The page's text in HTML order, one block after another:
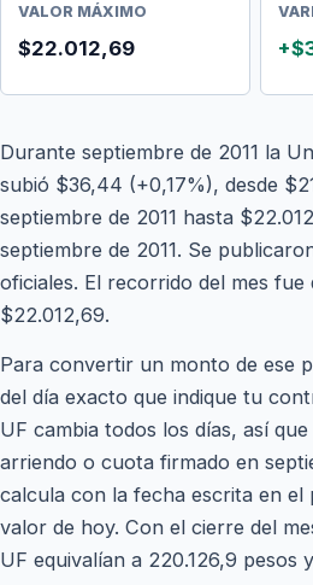
VALOR MÁXIMO
$22.012,69
Durante septiembre de 2011 la
subió $36,44 (+0,17%), desde
septiembre de 2011 hasta
septiembre de 2011. Se
oficiales. El recorrido del mes fue
$22.012,69.
Para convertir un monto de ese
del día exacto que indique tu
UF cambia todos los días, así
arriendo o cuota firmado en
calcula con la fecha escrita en el
valor de hoy. Con el cierre del
UF equivalían a 220.126,9 pesos